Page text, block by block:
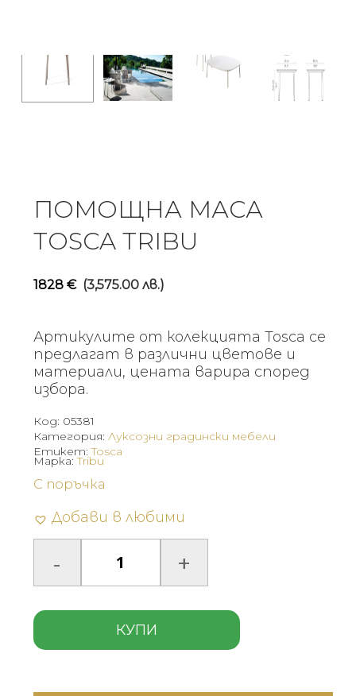
ПОМОЩНА МАСА
TOSCA TRIBU
1828 € (3,575.00 лв.)
Артикулите от колекцията Tosca се
предлагат в различни цветове и
материали, цената варира според
избора.
Код: 05381
Категория: Луксозни градински мебели
Етикет:Tosca
С поръчка
Добави в любими
КУПИ
Марка:Tribu